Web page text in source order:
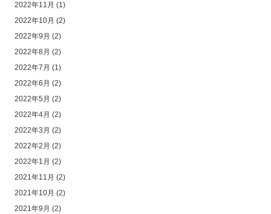
2022年11月 (1)
2022年10月 (2)
2022年9月 (2)
2022年8月 (2)
2022年7月 (1)
2022年6月 (2)
2022年5月 (2)
2022年4月 (2)
2022年3月 (2)
2022年2月 (2)
2022年1月 (2)
2021年11月 (2)
2021年10月 (2)
2021年9月 (2)